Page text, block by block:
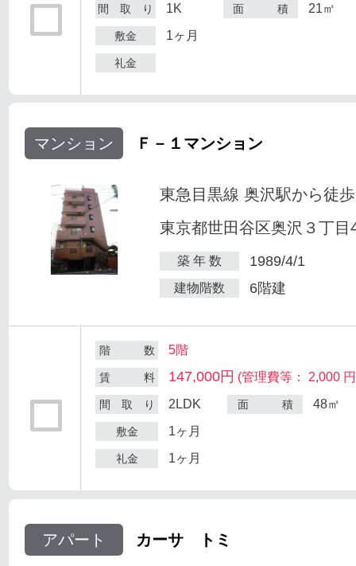
間 取 り 1K 面 積 21㎡
敷金 1ヶ月
礼金
マンション Ｆ－１マンション
東急目黒線 奥沢駅から徒
東京都世田谷区奥沢３丁目
築 年 数 1989/4/1
建物階数 6階建
階 数 5階
賃 料 147,000円 (管理費等： 2,000
間 取 り 2LDK 面 積 48㎡
敷金 1ヶ月
礼金 1ヶ月
アパート カーサ トミ